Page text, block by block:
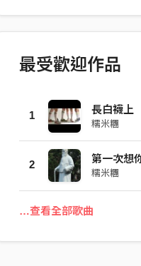
最受歡迎作品
1 長白襪上
糯米糰
2 第一次想
糯米糰
…查看全部歌曲